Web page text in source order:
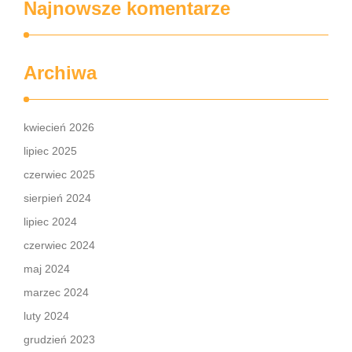
Najnowsze komentarze
Archiwa
kwiecień 2026
lipiec 2025
czerwiec 2025
sierpień 2024
lipiec 2024
czerwiec 2024
maj 2024
marzec 2024
luty 2024
grudzień 2023